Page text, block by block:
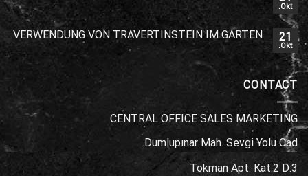
Okt.
21
Okt.
VERWENDUNG VON TRAVERTINSTEIN IM GARTEN
CONTACT
CENTRAL OFFICE SALES MARKETING
Dumlupınar Mah. Sevgi Yolu Cad.
Tokman Apt. Kat:2 D:3